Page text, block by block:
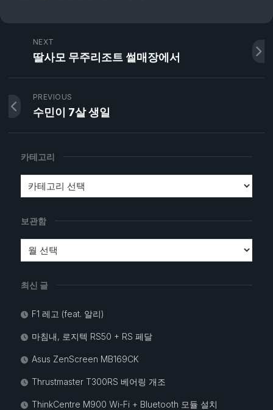
NEXT
딸사모 무주리조트 썰매장에서
PREVIOUS
수민이 7살 생일
카테고리
보관함
최신 글
F1 레고 (feat. 알리)
마침내, 로지텍 RS50 + RS 페달
Asus ZenScreen MB169CK
Thrustmaster T300RS 베어링 개조
ThinkCentre M900 Wi-Fi + Bluetooth 모듈 설치